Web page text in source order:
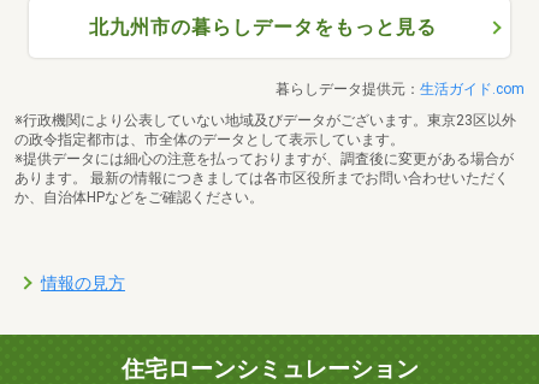
北九州市の暮らしデータをもっと見る
暮らしデータ提供元： 生活ガイド.com
※行政機関により公表していない地域及びデータがございます。東京23区以外
の政令指定都市は、市全体のデータとして表示しています。
※提供データには細心の注意を払っておりますが、調査後に変更がある場合が
あります。 最新の情報につきましては各市区役所までお問い合わせいただく
か、自治体HPなどをご確認ください。
情報の見方
住宅ローンシミュレーション